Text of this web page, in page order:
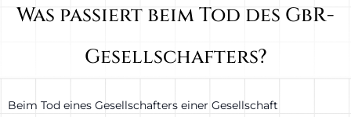
Was passiert beim Tod des GbR-
Gesellschafters?
Beim Tod eines Gesellschafters einer Gesellschaft